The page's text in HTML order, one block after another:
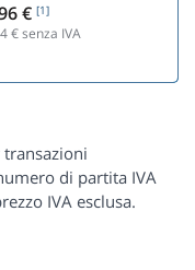
€ [1]
€ senza IVA
transazioni
di partita IVA
IVA esclusa.